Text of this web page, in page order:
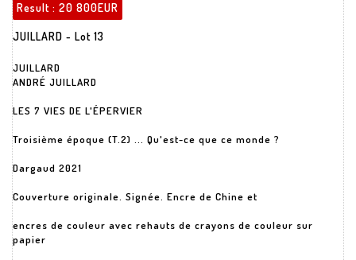
Result : 20 800EUR
JUILLARD - Lot 13
JUILLARD
ANDRÉ JUILLARD
LES 7 VIES DE L'ÉPERVIER
Troisième époque (T.2) ... Qu'est-ce que ce monde ?
Dargaud 2021
Couverture originale. Signée. Encre de Chine et
encres de couleur avec rehauts de crayons de couleur sur
papier